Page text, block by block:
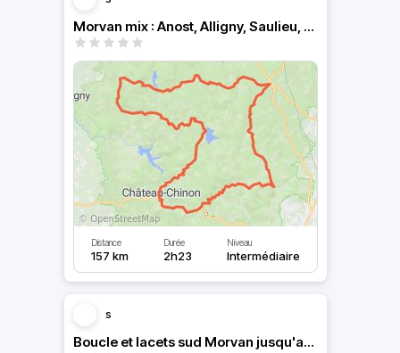
Morvan mix : Anost, Alligny, Saulieu, Lormes, Chateau Chinon
Distance
157 km
Durée
2h23
Niveau
Intermédiaire
s
Boucle et lacets sud Morvan jusqu'au Creusot